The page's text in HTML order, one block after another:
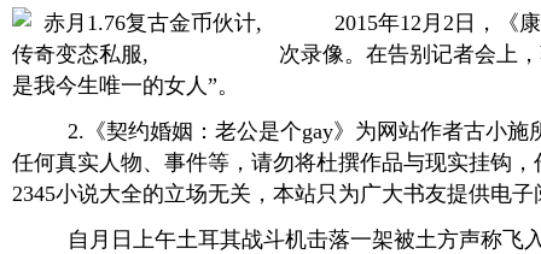
2015年12月2日，《康
次录像。在告别记者会上
是我今生唯一的女人”。
2.《契约婚姻：老公是个gay》为网站作者古小施
任何真实人物、事件等，请勿将杜撰作品与现实挂钩
2345小说大全的立场无关，本站只为广大书友提供电子
自月日上午土耳其战斗机击落一架被土方声称飞